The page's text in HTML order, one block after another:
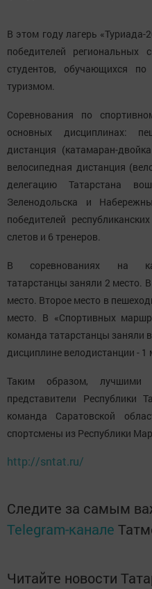
В этом году лагерь «Туриада-
победителей региональных
студентов, обучающихся
туризмом.
Соревнования по
основных дисциплинах:
дистанция (катамаран-
велосипедная дистанция
делегацию Татарстана
Зеленодольска и
победителей
слетов и 6 тренеров.
В соревнованиях на
татарстанцы заняли 2 место.
место. Второе место в
место. В «Спортивных
команда татарстанцы заняли
дисциплине велодистанции - 1
Таким образом,
представители Республики
команда Саратовской
спортсмены из Республики
http://sntat.ru/
Следите за самым
Telegram-канале
Читайте новости